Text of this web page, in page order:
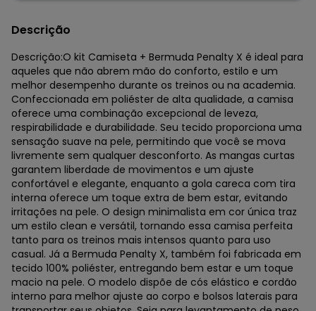
Descrição
Descrição:O kit Camiseta + Bermuda Penalty X é ideal para
aqueles que não abrem mão do conforto, estilo e um
melhor desempenho durante os treinos ou na academia.
Confeccionada em poliéster de alta qualidade, a camisa
oferece uma combinação excepcional de leveza,
respirabilidade e durabilidade. Seu tecido proporciona uma
sensação suave na pele, permitindo que você se mova
livremente sem qualquer desconforto. As mangas curtas
garantem liberdade de movimentos e um ajuste
confortável e elegante, enquanto a gola careca com tira
interna oferece um toque extra de bem estar, evitando
irritações na pele. O design minimalista em cor única traz
um estilo clean e versátil, tornando essa camisa perfeita
tanto para os treinos mais intensos quanto para uso
casual. Já a Bermuda Penalty X, também foi fabricada em
tecido 100% poliéster, entregando bem estar e um toque
macio na pele. O modelo dispõe de cós elástico e cordão
interno para melhor ajuste ao corpo e bolsos laterais para